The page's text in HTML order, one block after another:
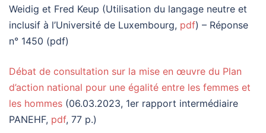
Weidig et Fred Keup (Utilisation du langage neutre et
inclusif à l’Université de Luxembourg, pdf) – Réponse
n° 1450 (pdf)
Débat de consultation sur la mise en œuvre du Plan
d’action national pour une égalité entre les femmes et
les hommes (06.03.2023, 1er rapport intermédiaire
PANEHF, pdf, 77 p.)